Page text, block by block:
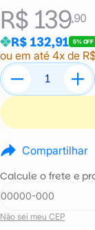
R$ 139,90
R$ 132,91 5% OFF
ou em até 4x de
Compartilhar
Calcule o frete e
Não sei meu CEP